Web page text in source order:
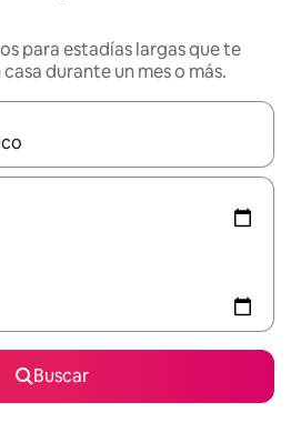
para estadías largas que te
durante un mes o más.
estén disponibles, navega con las
Buscar